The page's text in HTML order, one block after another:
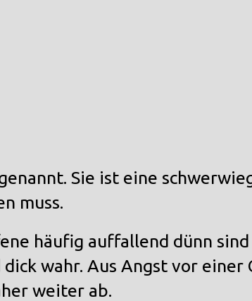
Sie ist eine
muss.
häufig auffallend dünn
wahr. Aus Angst vor einer
weiter ab.